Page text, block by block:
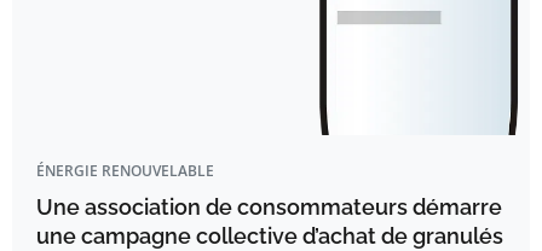
ÉNERGIE RENOUVELABLE
Une association de consommateurs démarre
une campagne collective d’achat de granulés